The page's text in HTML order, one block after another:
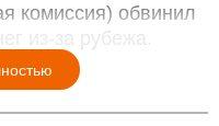
комиссия) обвинил
из-за рубежа.